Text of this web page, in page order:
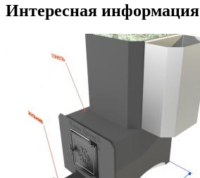
Интересная информация